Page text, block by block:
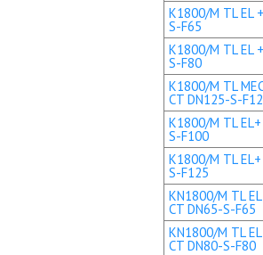
K1800/M TL EL
S-F65
K1800/M TL EL
S-F80
K1800/M TL
CT DN125-S-
K1800/M TL
S-F100
K1800/M TL
S-F125
KN1800/M TL
CT DN65-S-F65
KN1800/M TL
CT DN80-S-F80